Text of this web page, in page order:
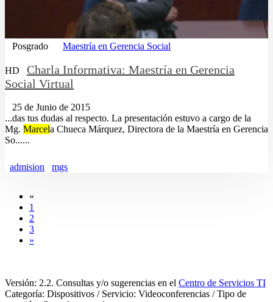
Posgrado Maestría en Gerencia Social
HD
Charla Informativa: Maestría en Gerencia
Social Virtual
25 de Junio de 2015
...das tus dudas al respecto. La presentación estuvo a cargo de la
Mg. Marcela Chueca Márquez, Directora de la Maestría en Gerencia
So......
admision mgs
«
1
2
3
»
Versión: 2.2. Consultas y/o sugerencias en el Centro de Servicios TI
Categoría: Dispositivos / Servicio: Videoconferencias / Tipo de